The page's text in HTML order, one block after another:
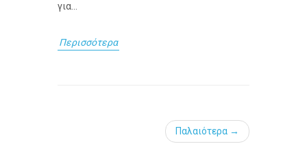
για...
Περισσότερα
Παλαιότερα →